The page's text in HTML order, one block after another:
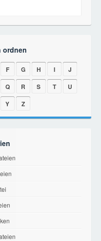
ordnen
F G H I
J
Q R S T
U
Y Z